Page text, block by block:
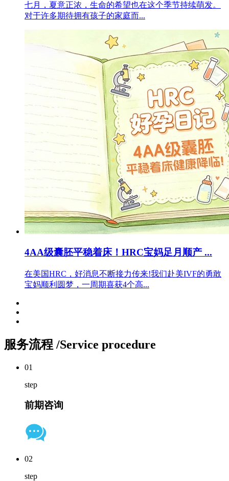
七月，夏意正浓，生命的希望也在这个季节持续萌发。
对于许多期待拥有孩子的家庭而...
4AA级囊胚平稳着床！HRC宝妈足月顺产 ...
在美国HRC，好消息不断接力传来!我们赴美IVF的勇敢
宝妈顺利圆梦，一周期喜获4个高...
服务流程 /Service procedure
01
step
前期咨询
02
step